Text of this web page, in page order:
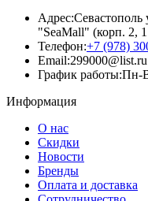
Адрес:Севастополь
"SeaMall" (корп. 2,
Телефон:+7 (978)
Email:299000@list.ru
График работы:Пн-
Информация
О нас
Скидки
Новости
Бренды
Оплата и доставка